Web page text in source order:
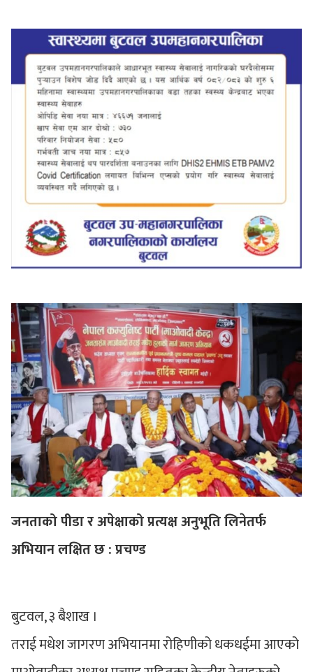
जनताको पीडा र अपेक्षाको प्रत्यक्ष अनुभूति लिनेतर्फ
अभियान लक्षित छ : प्रचण्ड
बुटवल, ३ बैशाख ।
तराई मधेश जागरण अभियानमा रोहिणीको धकधईमा आएको